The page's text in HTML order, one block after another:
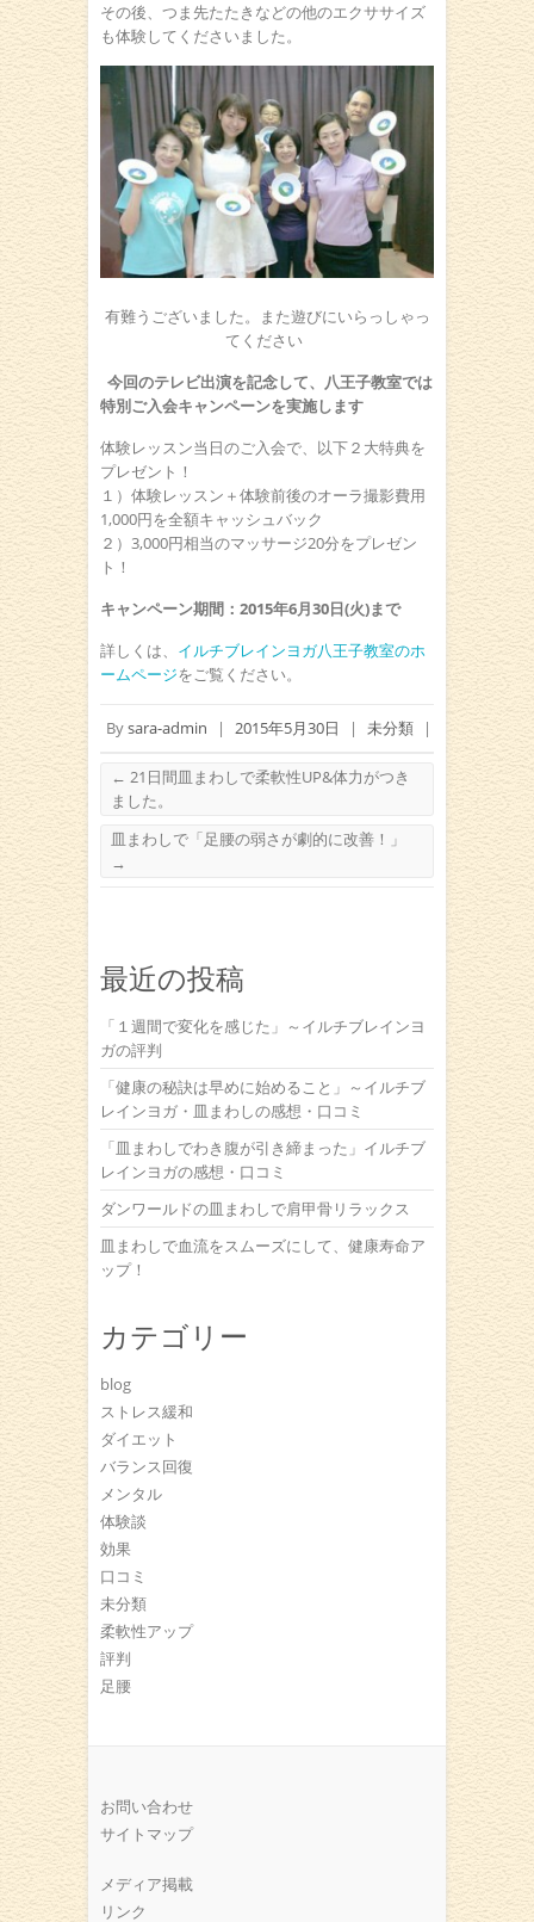
その後、つま先たたきなどの他のエクササイズ
も体験してくださいました。
有難うございました。また遊びにいらっしゃっ
てください
今回のテレビ出演を記念して、八王子教室では
特別ご入会キャンペーンを実施します
体験レッスン当日のご入会で、以下２大特典を
プレゼント！
１）体験レッスン＋体験前後のオーラ撮影費用
1,000円を全額キャッシュバック
２）3,000円相当のマッサージ20分をプレゼン
ト！
キャンペーン期間：2015年6月30日(火)まで
詳しくは、 イルチブレインヨガ八王子教室のホ
ームページをご覧ください。
Bysara-admin | 2015年5月30日 | 未分類 |
← 21日間皿まわしで柔軟性UP&体力がつき
ました。
皿まわしで「足腰の弱さが劇的に改善！」
→
最近の投稿
「１週間で変化を感じた」～イルチブレインヨ
ガの評判
「健康の秘訣は早めに始めること」～イルチブ
レインヨガ・皿まわしの感想・口コミ
「皿まわしでわき腹が引き締まった」イルチブ
レインヨガの感想・口コミ
ダンワールドの皿まわしで肩甲骨リラックス
皿まわしで血流をスムーズにして、健康寿命ア
ップ！
カテゴリー
blog
ストレス緩和
ダイエット
バランス回復
メンタル
体験談
効果
口コミ
未分類
柔軟性アップ
評判
足腰
お問い合わせ
サイトマップ
メディア掲載
リンク